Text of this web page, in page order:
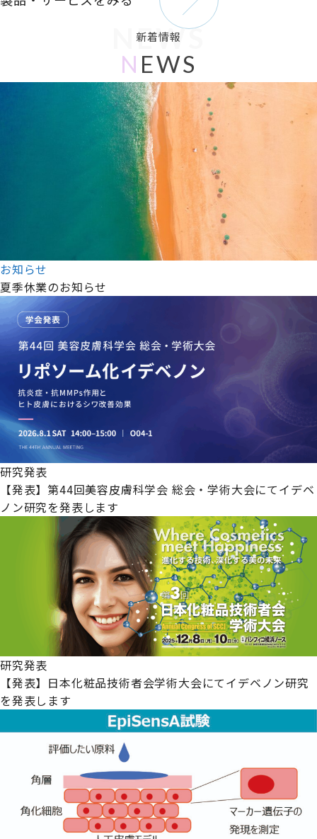
新着情報
NEWS
N EWS
お知らせ
夏季休業のお知らせ
研究発表
【発表】第44回美容皮膚科学会 総会・学術大会にてイデベ
ノン研究を発表します
研究発表
【発表】日本化粧品技術者会学術大会にてイデベノン研究
を発表します